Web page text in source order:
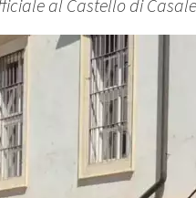
al Castello di Casale